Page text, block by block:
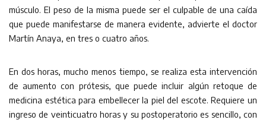
músculo. El peso de la misma puede ser el culpable de una caída
que puede manifestarse de manera evidente, advierte el doctor
Martín Anaya, en tres o cuatro años.
En dos horas, mucho menos tiempo, se realiza esta intervención
de aumento con prótesis, que puede incluir algún retoque de
medicina estética para embellecer la piel del escote. Requiere un
ingreso de veinticuatro horas y su postoperatorio es sencillo, con